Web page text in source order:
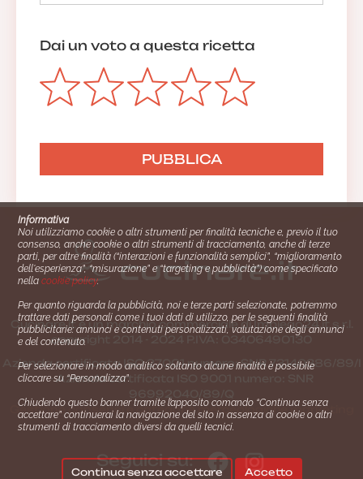
Dai un voto a questa ricetta
Cucinare.it è un marchio commerciale di Impiego24.it s.r.l.
copyright 2014 - 2024 P.IVA: 03406490130
Azienda certiﬁcata ISO 27001 numero: SNR 73140386/89/I
- Azienda certiﬁcata ISO 9001 numero: SNR
Gestione consensi e categorie merceologiche marketing
Seguici su:
Informativa
Noi utilizziamo cookie o altri strumenti per finalità tecniche e, previo il tuo
consenso, anche cookie o altri strumenti di tracciamento, anche di terze
parti, per altre finalità (“interazioni e funzionalità semplici”, “miglioramento
dell'esperienza”, “misurazione” e “targeting e pubblicità”) come specificato
nellacookie policy.
Per quanto riguarda la pubblicità, noi e terze parti selezionate, potremmo
trattare dati personali come i tuoi dati di utilizzo, per le seguenti finalità
pubblicitarie: annunci e contenuti personalizzati, valutazione degli annunci
e del contenuto.
Per selezionare in modo analitico soltanto alcune finalità è possibile
cliccare su “Personalizza”.
Chiudendo questo banner tramite l’apposito comando “Continua senza
accettare” continuerai la navigazione del sito in assenza di cookie o altri
strumenti di tracciamento diversi da quelli tecnici.
Continua senza accettare Accetto